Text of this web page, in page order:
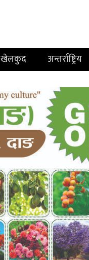
खेलकुद अन्तर्राष्ट्रिय